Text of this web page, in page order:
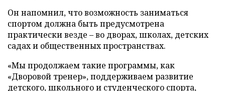
Он напомнил, что возможность заниматься
спортом должна быть предусмотрена
практически везде – во дворах, школах, детских
садах и общественных пространствах.
«Мы продолжаем такие программы, как
«Дворовой тренер», поддерживаем развитие
детского, школьного и студенческого спорта,